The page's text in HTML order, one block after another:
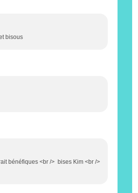
bisous
bénéfiques <br /> bises Kim <br />